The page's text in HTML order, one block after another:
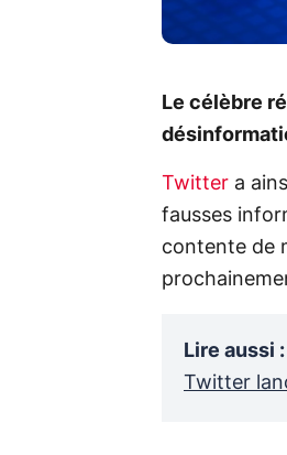
Le célèbre
Twitter a
fausses
contente de
Lire aussi :
Twitter